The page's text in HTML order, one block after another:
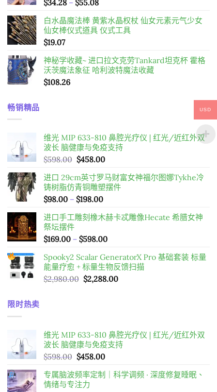
$34.28 – $55.08
範
圍：
$55.08
白水晶魔法棒 黄紫水晶权杖 仙女元素元气少女
仙女棒仪式道具 仪式工具
$19.07
神秘学收藏~ 进口拉文克劳Tankard坦克杯 霍格
沃茨魔法象征 哈利波特魔法收藏
$108.26
畅销精品
维光 MIP 633-810 鼻腔光疗仪 | 红光/近红外双
波长 脑健康与免疫支持
$598.00 原
價
格：
$598.00。
$458.00目
價
格：
进口 29cm英寸罗马财富女神福尔图娜Tykhe冷
铸树脂仿青铜雕塑摆件
$98.00 – $198.00價
範
$98.00
$198.00
进口手工雕刻橡木赫卡忒雕像Hecate 希腊女神
祭坛摆件
$169.00 – $598.00價
範
圍：
$169.00
Spooky2 Scalar GeneratorX Pro 基础套装 标量
能量疗愈 + 标量生物反馈扫描
$2,980.00 原
$2,288.00目
限时热卖
维光 MIP 633-810 鼻腔光疗仪 | 红光/近红外双
波长 脑健康与免疫支持
$598.00 原
價
格：
$458.00目
價
专属脑波频率定制｜科学调频 · 深度修复睡眠、
情绪与专注力
USD